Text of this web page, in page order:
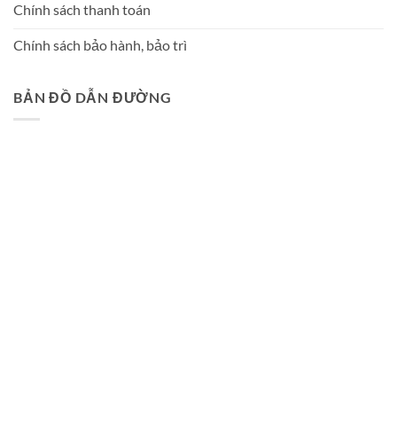
Chính sách thanh toán
Chính sách bảo hành, bảo trì
BẢN ĐỒ DẪN ĐƯỜNG